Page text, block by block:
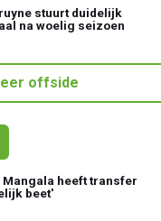
stuurt duidelijk
na woelig seizoen
offside
Mangala heeft transfer
beet'